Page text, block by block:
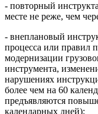
- повторный
месте не реже, чем
- внеплановый
процесса или правил
модернизации
инструмента,
нарушениях
более чем на 60
предъявляются
календарных дней);